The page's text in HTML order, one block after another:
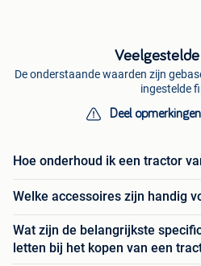
De onderstaande waarden zijn
ingestelde
Deel
Hoe onderhoud ik een tractor
Welke accessoires zijn handig
Wat zijn de belangrijkste
letten bij het kopen van een